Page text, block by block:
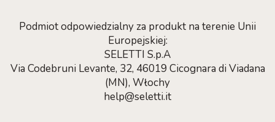
Podmiot odpowiedzialny za produkt na terenie Unii
Europejskiej:
SELETTI S.p.A
Via Codebruni Levante, 32, 46019 Cicognara di Viadana
(MN), Włochy
help@seletti.it